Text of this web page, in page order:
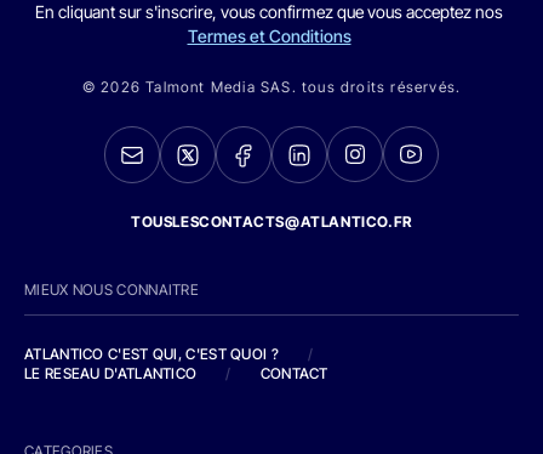
En cliquant sur s'inscrire, vous confirmez que vous acceptez nos
Termes et Conditions
© 2026 Talmont Media SAS. tous droits réservés.
TOUSLESCONTACTS@ATLANTICO.FR
MIEUX NOUS CONNAITRE
ATLANTICO C'EST QUI, C'EST QUOI ?
/
LE RESEAU D'ATLANTICO
/ CONTACT